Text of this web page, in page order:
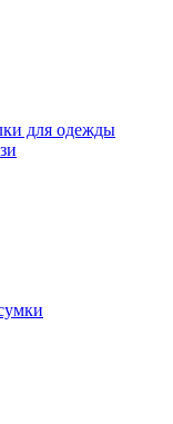
для одежды